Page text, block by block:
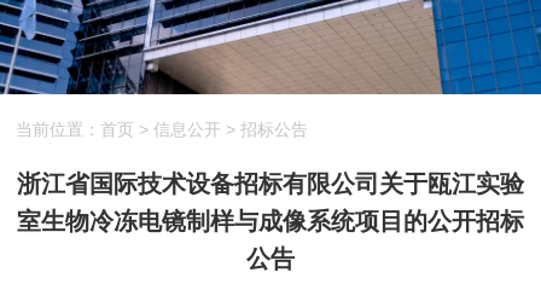
当前位置： 首页 > 信息公开 > 招标公告
浙江省国际技术设备招标有限公司关于瓯江实验
室生物冷冻电镜制样与成像系统项目的公开招标
公告